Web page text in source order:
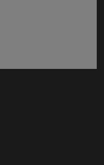
en nueva ventana)
en nueva ventana)